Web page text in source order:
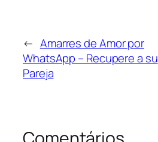
← Amarres de Amor por
WhatsApp – Recupere a su
Pareja